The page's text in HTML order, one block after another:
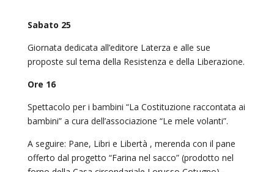
Sabato 25
Giornata dedicata all’editore Laterza e alle sue
proposte sul tema della Resistenza e della Liberazione.
Ore 16
Spettacolo per i bambini “La Costituzione raccontata ai
bambini” a cura dell’associazione “Le mele volanti”.
A seguire: Pane, Libri e Libertà , merenda con il pane
offerto dal progetto “Farina nel sacco” (prodotto nel